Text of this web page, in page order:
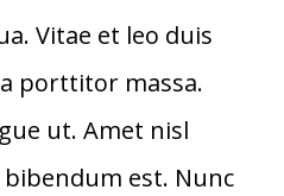
Vitae et leo duis
porttitor massa.
ut. Amet nisl
est. Nunc